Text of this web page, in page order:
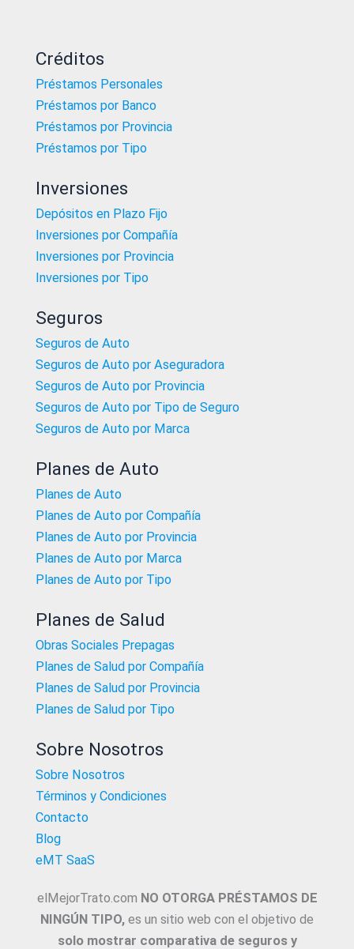
Créditos
Préstamos Personales
Préstamos por Banco
Préstamos por Provincia
Préstamos por Tipo
Inversiones
Depósitos en Plazo Fijo
Inversiones por Compañía
Inversiones por Provincia
Inversiones por Tipo
Seguros
Seguros de Auto
Seguros de Auto por Aseguradora
Seguros de Auto por Provincia
Seguros de Auto por Tipo de Seguro
Seguros de Auto por Marca
Planes de Auto
Planes de Auto
Planes de Auto por Compañía
Planes de Auto por Provincia
Planes de Auto por Marca
Planes de Auto por Tipo
Planes de Salud
Obras Sociales Prepagas
Planes de Salud por Compañía
Planes de Salud por Provincia
Planes de Salud por Tipo
Sobre Nosotros
Sobre Nosotros
Términos y Condiciones
Contacto
Blog
eMT SaaS
elMejorTrato.com NO OTORGA PRÉSTAMOS DE
NINGÚN TIPO, es un sitio web con el objetivo de
solo mostrar comparativa de seguros y